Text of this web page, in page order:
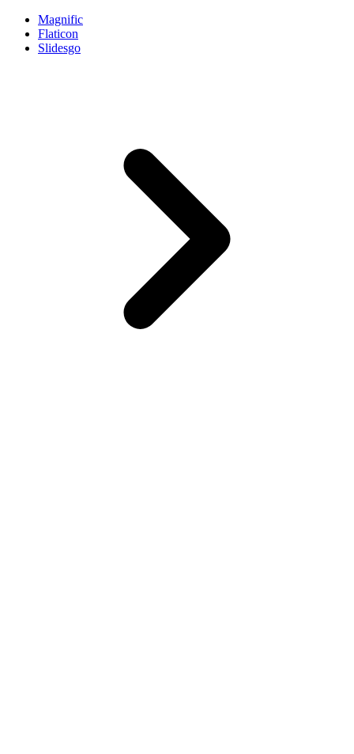
Magnific
Flaticon
Slidesgo